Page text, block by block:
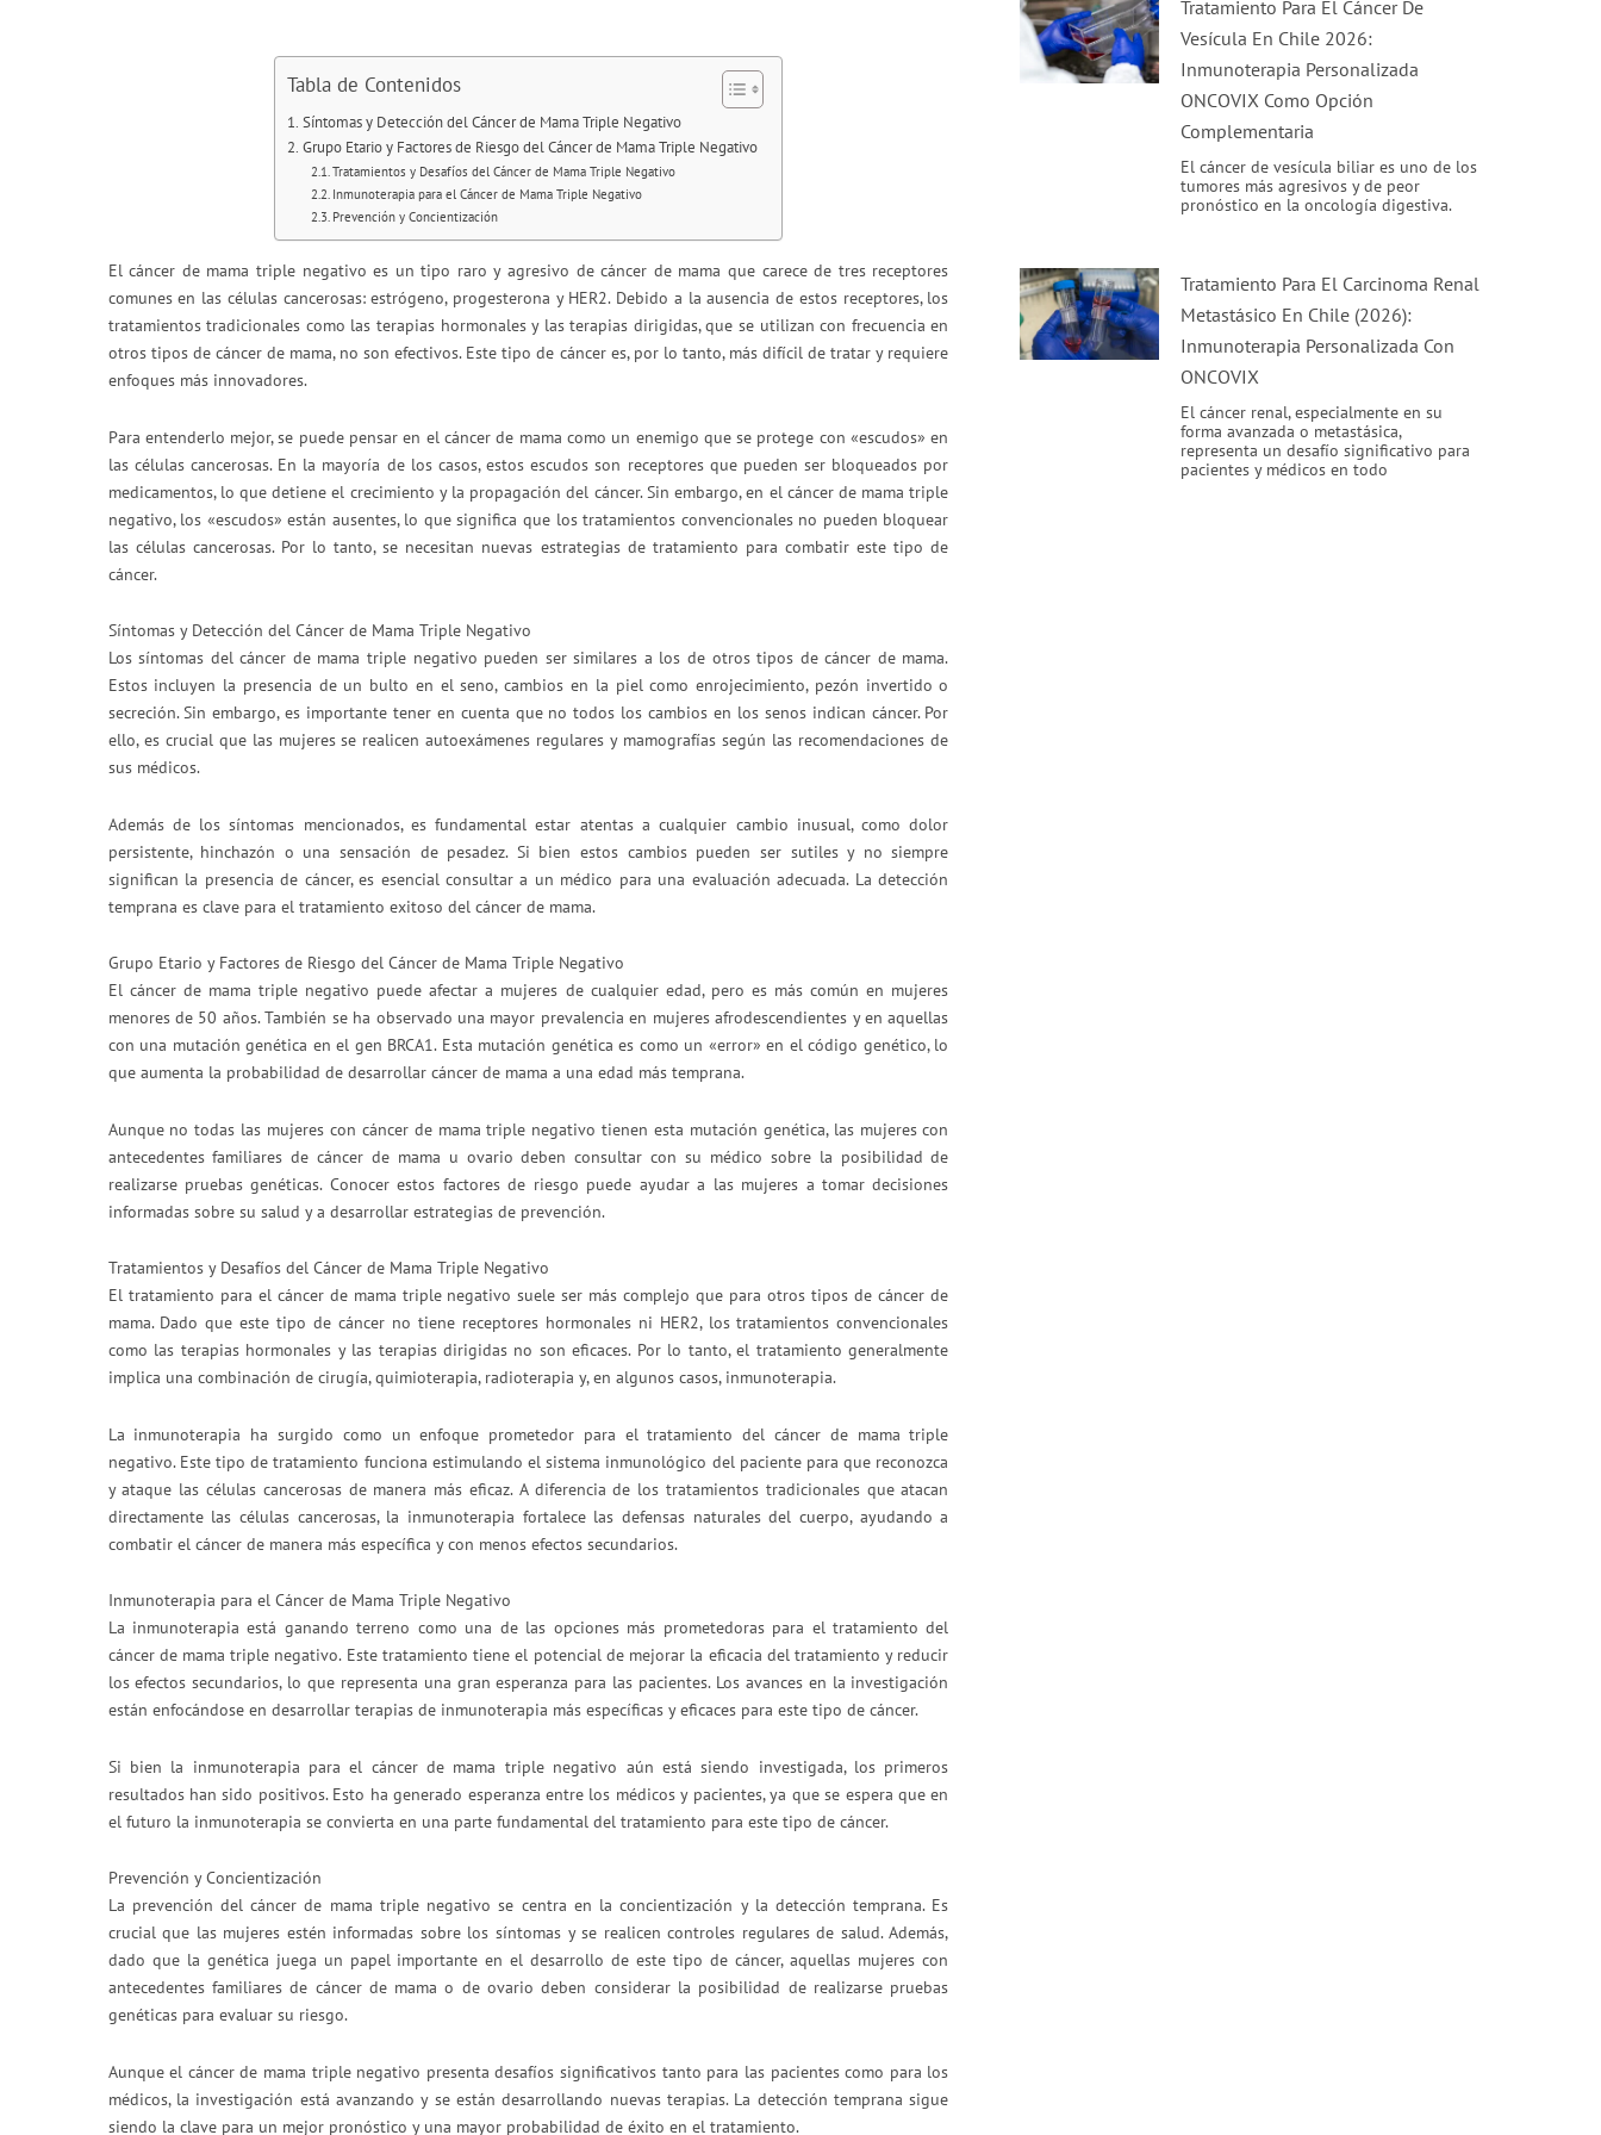
Tabla de Contenidos
Síntomas y Detección del Cáncer de Mama Triple Negativo
Grupo Etario y Factores de Riesgo del Cáncer de Mama Triple Negativo
Tratamientos y Desafíos del Cáncer de Mama Triple Negativo
Inmunoterapia para el Cáncer de Mama Triple Negativo
Prevención y Concientización
El cáncer de mama triple negativo es un tipo raro y agresivo de cáncer de mama que carece de tres receptores
comunes en las células cancerosas: estrógeno, progesterona y HER2. Debido a la ausencia de estos receptores, los
tratamientos tradicionales como las terapias hormonales y las terapias dirigidas, que se utilizan con frecuencia en
otros tipos de cáncer de mama, no son efectivos. Este tipo de cáncer es, por lo tanto, más difícil de tratar y requiere
enfoques más innovadores.
Para entenderlo mejor, se puede pensar en el cáncer de mama como un enemigo que se protege con «escudos» en
las células cancerosas. En la mayoría de los casos, estos escudos son receptores que pueden ser bloqueados por
medicamentos, lo que detiene el crecimiento y la propagación del cáncer. Sin embargo, en el cáncer de mama triple
negativo, los «escudos» están ausentes, lo que significa que los tratamientos convencionales no pueden bloquear
las células cancerosas. Por lo tanto, se necesitan nuevas estrategias de tratamiento para combatir este tipo de
cáncer.
Síntomas y Detección del Cáncer de Mama Triple Negativo
Los síntomas del cáncer de mama triple negativo pueden ser similares a los de otros tipos de cáncer de mama.
Estos incluyen la presencia de un bulto en el seno, cambios en la piel como enrojecimiento, pezón invertido o
secreción. Sin embargo, es importante tener en cuenta que no todos los cambios en los senos indican cáncer. Por
ello, es crucial que las mujeres se realicen autoexámenes regulares y mamografías según las recomendaciones de
sus médicos.
Además de los síntomas mencionados, es fundamental estar atentas a cualquier cambio inusual, como dolor
persistente, hinchazón o una sensación de pesadez. Si bien estos cambios pueden ser sutiles y no siempre
significan la presencia de cáncer, es esencial consultar a un médico para una evaluación adecuada. La detección
temprana es clave para el tratamiento exitoso del cáncer de mama.
Grupo Etario y Factores de Riesgo del Cáncer de Mama Triple Negativo
El cáncer de mama triple negativo puede afectar a mujeres de cualquier edad, pero es más común en mujeres
menores de 50 años. También se ha observado una mayor prevalencia en mujeres afrodescendientes y en aquellas
con una mutación genética en el gen BRCA1. Esta mutación genética es como un «error» en el código genético, lo
que aumenta la probabilidad de desarrollar cáncer de mama a una edad más temprana.
Aunque no todas las mujeres con cáncer de mama triple negativo tienen esta mutación genética, las mujeres con
antecedentes familiares de cáncer de mama u ovario deben consultar con su médico sobre la posibilidad de
realizarse pruebas genéticas. Conocer estos factores de riesgo puede ayudar a las mujeres a tomar decisiones
informadas sobre su salud y a desarrollar estrategias de prevención.
Tratamientos y Desafíos del Cáncer de Mama Triple Negativo
El tratamiento para el cáncer de mama triple negativo suele ser más complejo que para otros tipos de cáncer de
mama. Dado que este tipo de cáncer no tiene receptores hormonales ni HER2, los tratamientos convencionales
como las terapias hormonales y las terapias dirigidas no son eficaces. Por lo tanto, el tratamiento generalmente
implica una combinación de cirugía, quimioterapia, radioterapia y, en algunos casos, inmunoterapia.
La inmunoterapia ha surgido como un enfoque prometedor para el tratamiento del cáncer de mama triple
negativo. Este tipo de tratamiento funciona estimulando el sistema inmunológico del paciente para que reconozca
y ataque las células cancerosas de manera más eficaz. A diferencia de los tratamientos tradicionales que atacan
directamente las células cancerosas, la inmunoterapia fortalece las defensas naturales del cuerpo, ayudando a
combatir el cáncer de manera más específica y con menos efectos secundarios.
Inmunoterapia para el Cáncer de Mama Triple Negativo
La inmunoterapia está ganando terreno como una de las opciones más prometedoras para el tratamiento del
cáncer de mama triple negativo. Este tratamiento tiene el potencial de mejorar la eficacia del tratamiento y reducir
los efectos secundarios, lo que representa una gran esperanza para las pacientes. Los avances en la investigación
están enfocándose en desarrollar terapias de inmunoterapia más específicas y eficaces para este tipo de cáncer.
Si bien la inmunoterapia para el cáncer de mama triple negativo aún está siendo investigada, los primeros
resultados han sido positivos. Esto ha generado esperanza entre los médicos y pacientes, ya que se espera que en
el futuro la inmunoterapia se convierta en una parte fundamental del tratamiento para este tipo de cáncer.
Prevención y Concientización
La prevención del cáncer de mama triple negativo se centra en la concientización y la detección temprana. Es
crucial que las mujeres estén informadas sobre los síntomas y se realicen controles regulares de salud. Además,
dado que la genética juega un papel importante en el desarrollo de este tipo de cáncer, aquellas mujeres con
antecedentes familiares de cáncer de mama o de ovario deben considerar la posibilidad de realizarse pruebas
genéticas para evaluar su riesgo.
Aunque el cáncer de mama triple negativo presenta desafíos significativos tanto para las pacientes como para los
médicos, la investigación está avanzando y se están desarrollando nuevas terapias. La detección temprana sigue
siendo la clave para un mejor pronóstico y una mayor probabilidad de éxito en el tratamiento.
Tratamiento Para El Cáncer De
Vesícula En Chile 2026:
Inmunoterapia Personalizada
ONCOVIX Como Opción
Complementaria
El cáncer de vesícula biliar es uno de los
tumores más agresivos y de peor
pronóstico en la oncología digestiva.
Tratamiento Para El Carcinoma Renal
Metastásico En Chile (2026):
Inmunoterapia Personalizada Con
ONCOVIX
El cáncer renal, especialmente en su
forma avanzada o metastásica,
representa un desafío significativo para
pacientes y médicos en todo